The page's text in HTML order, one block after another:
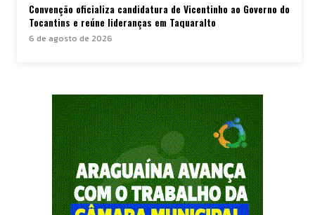
Convenção oficializa candidatura de Vicentinho ao Governo do
Tocantins e reúne lideranças em Taquaralto
6 de agosto de 2026